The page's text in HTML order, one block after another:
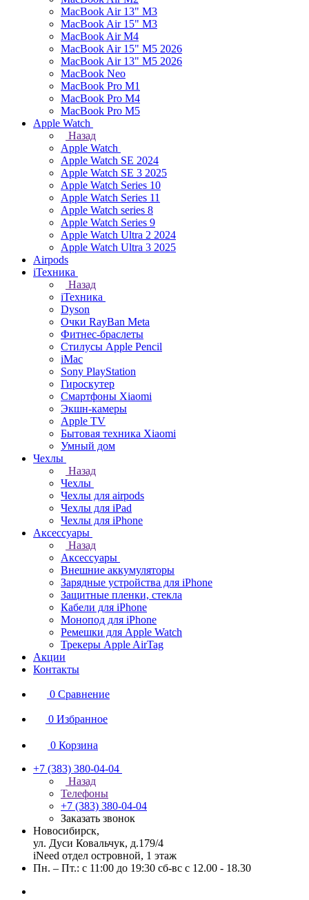
MacBook Air 13" M3
MacBook Air 15" M3
MacBook Air M4
MacBook Air 15" М5 2026
MacBook Air 13" М5 2026
MacBook Neo
MacBook Pro M1
MacBook Pro M4
MacBook Pro M5
Apple Watch
Назад
Apple Watch
Apple Watch SE 2024
Apple Watch SE 3 2025
Apple Watch Series 10
Apple Watch Series 11
Apple Watch series 8
Apple Watch Series 9
Apple Watch Ultra 2 2024
Apple Watch Ultra 3 2025
Airpods
iТехника
Назад
iТехника
Dyson
Очки RayBan Meta
Фитнес-браслеты
Стилусы Apple Pencil
iMac
Sony PlayStation
Гироскутер
Смартфоны Xiaomi
Экшн-камеры
Apple TV
Бытовая техника Xiaomi
Умный дом
Чехлы
Назад
Чехлы
Чехлы для airpods
Чехлы для iPad
Чехлы для iPhone
Аксессуары
Назад
Аксессуары
Внешние аккумуляторы
Зарядные устройства для iPhone
Защитные пленки, стекла
Кабели для iPhone
Монопод для iPhone
Ремешки для Apple Watch
Трекеры Apple AirTag
Акции
Контакты
0 Сравнение
0 Избранное
0 Корзина
+7 (383) 380-04-04
Назад
Телефоны
+7 (383) 380-04-04
Заказать звонок
Новосибирск,
ул. Дуси Ковальчук, д.179/4
iNeed отдел островной, 1 этаж
Пн. – Пт.: с 11:00 до 19:30 сб-вс с 12.00 - 18.30